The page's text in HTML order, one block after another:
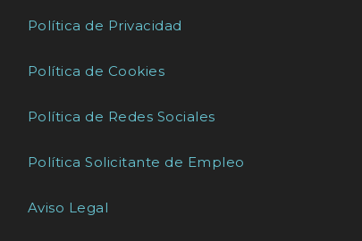
Política de Privacidad
Política de Cookies
Política de Redes Sociales
Política Solicitante de Empleo
Aviso Legal